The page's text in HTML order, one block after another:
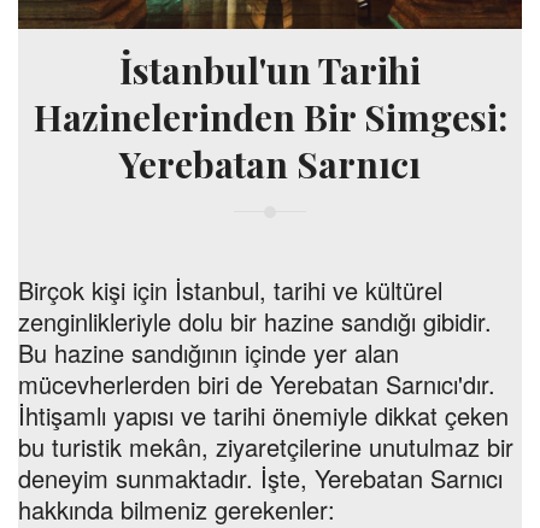
İstanbul'un Tarihi
Hazinelerinden Bir Simgesi:
Yerebatan Sarnıcı
Birçok kişi için İstanbul, tarihi ve kültürel
zenginlikleriyle dolu bir hazine sandığı gibidir.
Bu hazine sandığının içinde yer alan
mücevherlerden biri de Yerebatan Sarnıcı'dır.
İhtişamlı yapısı ve tarihi önemiyle dikkat çeken
bu turistik mekân, ziyaretçilerine unutulmaz bir
deneyim sunmaktadır. İşte, Yerebatan Sarnıcı
hakkında bilmeniz gerekenler: